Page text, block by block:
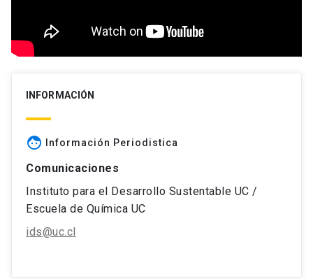
INFORMACIÓN
face Información Periodistica
Comunicaciones
Instituto para el Desarrollo Sustentable UC /
Escuela de Química UC
ids@uc.cl